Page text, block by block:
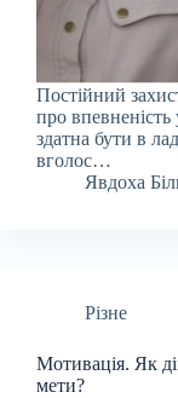
Постійний
про
здатна бути в
вголос…
Явдоха
Різне
Мотивація. Як
мети?